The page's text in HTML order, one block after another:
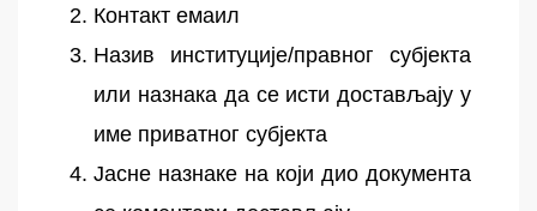
Контакт емаил
Назив институције/правног субјекта
или назнака да се исти достављају у
име приватног субјекта
Јасне назнаке на који дио документа